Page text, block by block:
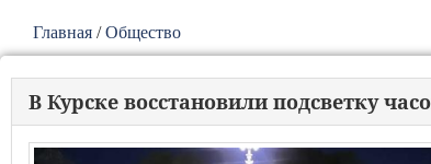
Главная /Общество
В Курске восстановили подсветку